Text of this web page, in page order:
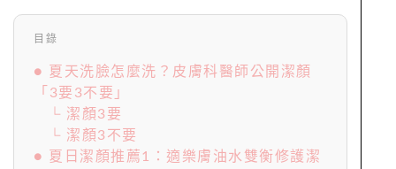
目錄
● 夏天洗臉怎麼洗？皮膚科醫師公開潔顏
「3要3不要」
└ 潔顏3要
└ 潔顏3不要
● 夏日潔顏推薦1：適樂膚油水雙衡修護潔